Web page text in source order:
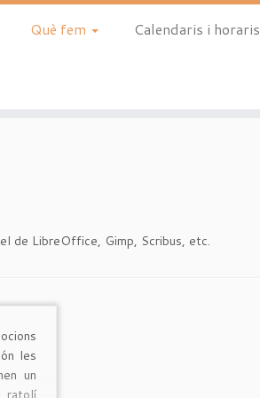
Què fem Calendaris i horaris
de LibreOffice, Gimp, Scribus, etc.
les
un